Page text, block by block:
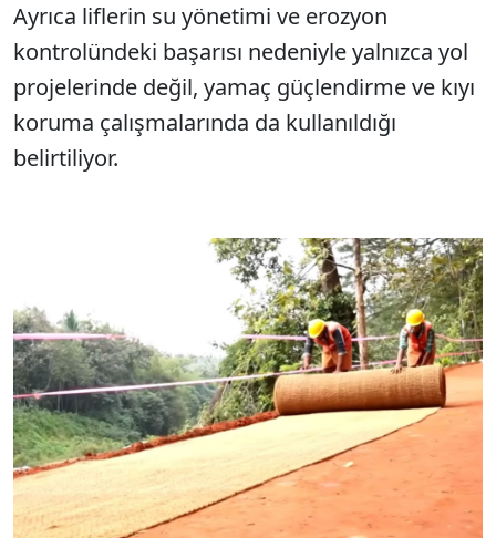
Ayrıca liflerin su yönetimi ve erozyon
kontrolündeki başarısı nedeniyle yalnızca yol
projelerinde değil, yamaç güçlendirme ve kıyı
koruma çalışmalarında da kullanıldığı
belirtiliyor.